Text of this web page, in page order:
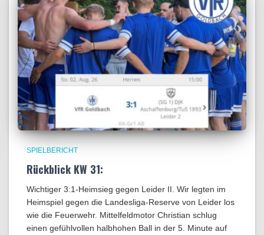
SPIELBERICHT
Rückblick KW 31:
Wichtiger 3:1-Heimsieg gegen Leider II. Wir legten im
Heimspiel gegen die Landesliga-Reserve von Leider los
wie die Feuerwehr. Mittelfeldmotor Christian schlug
einen gefühlvollen halbhohen Ball in der 5. Minute auf